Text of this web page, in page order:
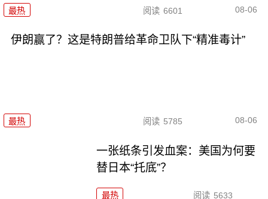
最热 阅读 6601 08-06
伊朗赢了？这是特朗普给革命卫队下“精准毒计”
最热 阅读 5785 08-06
一张纸条引发血案：美国为何要
替日本“托底”？
最热 阅读 5633